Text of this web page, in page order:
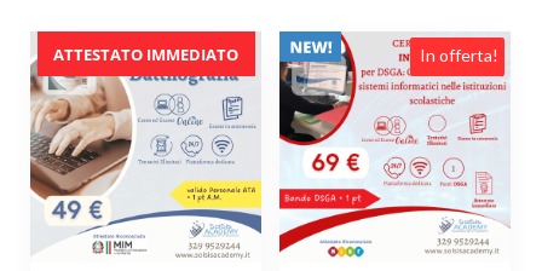
In offerta!
ATTESTATO IMMEDIATO In offerta!